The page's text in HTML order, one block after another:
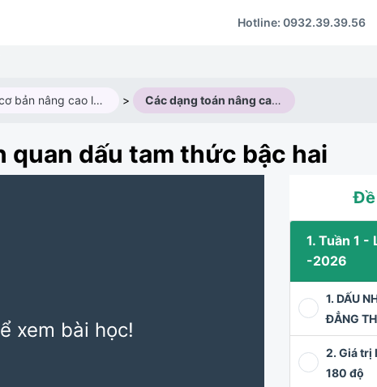
Hotline: 0932.39.39.56
Toán cơ bản nâng cao lớp 10V2 (2025 - 2026) > Các dạng toán nâng cao liên quan dấu tam thức bậc hai
quan dấu tam thức bậc hai
xem bài học!
1. Tuần 1
-2026
1. DẤU
ĐẲNG
2. Giá trị
180 độ